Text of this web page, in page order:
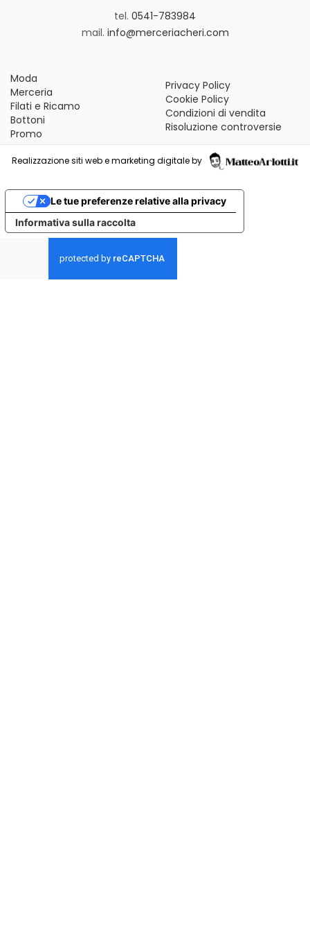
tel. 0541-783984
mail. info@merceriacheri.com
Moda
Merceria
Filati e Ricamo
Bottoni
Promo
Privacy Policy
Cookie Policy
Condizioni di vendita
Risoluzione controversie
Realizzazione siti web e marketing digitale by
Informativa sulla raccolta
Le tue preferenze relative alla privacy